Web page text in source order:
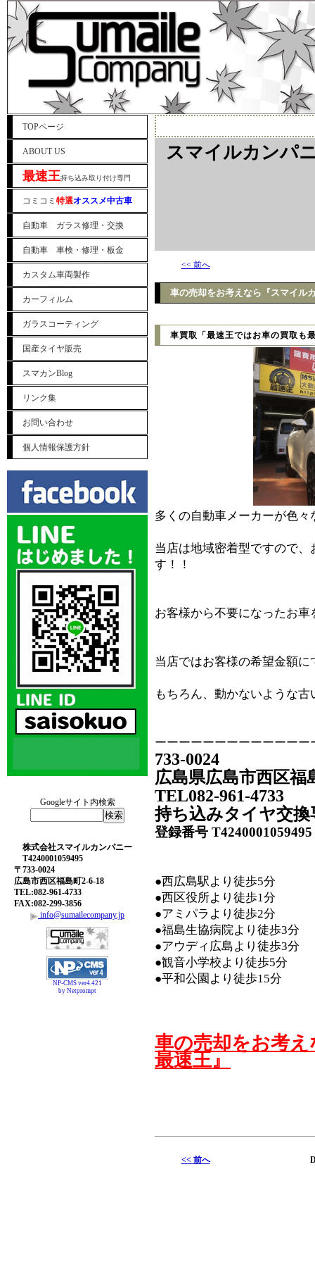
TOPページ
ABOUT US
最速王持ち込み取り付け専門
コミコミ 特選オススメ中古車
自動車 ガラス修理・交換
自動車 車検・修理・板金
カスタム車両製作
カーフィルム
ガラスコーティング
国産タイヤ販売
スマカンBlog
リンク集
お問い合わせ
個人情報保護方針
Googleサイト内検索
株式会社スマイルカンパニー
T4240001059495
〒733-0024
広島市西区福島町2-6-18
TEL:082-961-4733
FAX:082-299-3856
info@sumailecompany.jp
NP-CMS ver4.421
by Netprompt
スマイルカンパ
<< 前へ
車の売却をお考えなら『スマイル
車買取「最速王ではお車の買取も
多くの自動車メーカーが色
当店は地域密着型ですので
す！！
お客様から不要になったお
当店ではお客様の希望金額
もちろん、動かないような
ーーーーーーーーーーーーー
733-0024
広島県広島市西区福
TEL082-961-4733
持ち込みタイヤ交換
登録番号 T4240001059495
●西広島駅より徒歩5分
●西区役所より徒歩1分
●アミパラより徒歩2分
●福島生協病院より徒歩3分
●アウディ広島より徒歩3分
●観音小学校より徒歩5分
●平和公園より徒歩15分
車の売却をお考
最速王』
<< 前へ